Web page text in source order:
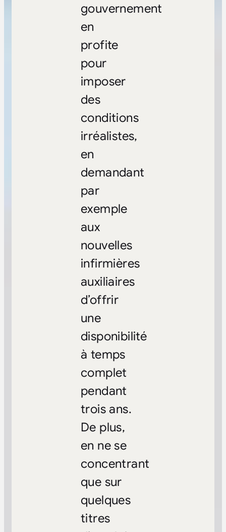
gouvernement
en
profite
pour
imposer
des
conditions
irréalistes,
en
demandant
par
exemple
aux
nouvelles
infirmières
auxiliaires
d’offrir
une
disponibilité
à temps
complet
pendant
trois ans.
De plus,
en ne se
concentrant
que sur
quelques
titres